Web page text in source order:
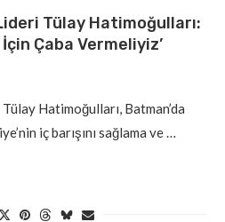
Tülay Hatimoğulları:
Çaba Vermeliyiz’
Hatimoğulları, Batman’da
iç barışını sağlama ve …